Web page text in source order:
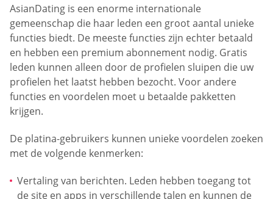
AsianDating is een enorme internationale
gemeenschap die haar leden een groot aantal unieke
functies biedt. De meeste functies zijn echter betaald
en hebben een premium abonnement nodig. Gratis
leden kunnen alleen door de profielen sluipen die uw
profielen het laatst hebben bezocht. Voor andere
functies en voordelen moet u betaalde pakketten
krijgen.
De platina-gebruikers kunnen unieke voordelen zoeken
met de volgende kenmerken:
Vertaling van berichten. Leden hebben toegang tot
de site en apps in verschillende talen en kunnen de